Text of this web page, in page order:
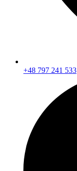
+48 797 241 533